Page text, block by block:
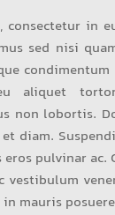
consectetur in
sed nisi
aliquet
non lobortis.
diam.
pulvinar ac.
vestibulum
mauris